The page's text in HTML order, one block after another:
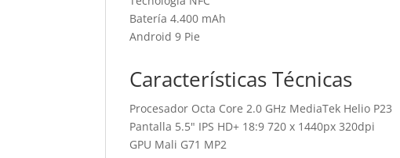
Batería 4.400 mAh
Android 9 Pie
Características Técnicas
Procesador Octa Core 2.0 GHz MediaTek Helio P23
Pantalla 5.5" IPS HD+ 18:9 720 x 1440px 320dpi
GPU Mali G71 MP2